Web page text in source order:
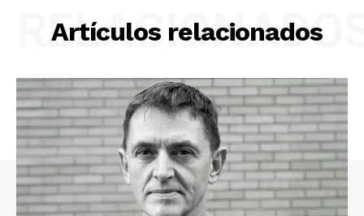
Artículos relacionados